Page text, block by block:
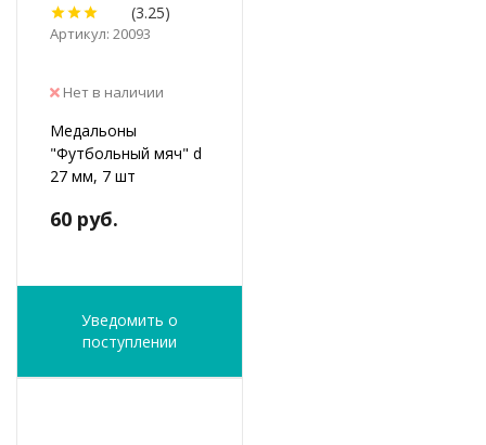
(3.25)
Артикул: 20093
Нет в наличии
Медальоны
"Футбольный мяч" d
27 мм, 7 шт
60 руб.
Уведомить о
поступлении